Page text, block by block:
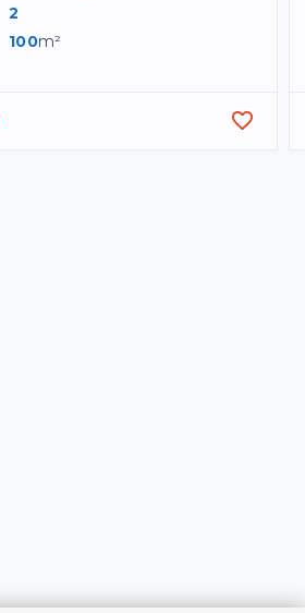
2
100m²